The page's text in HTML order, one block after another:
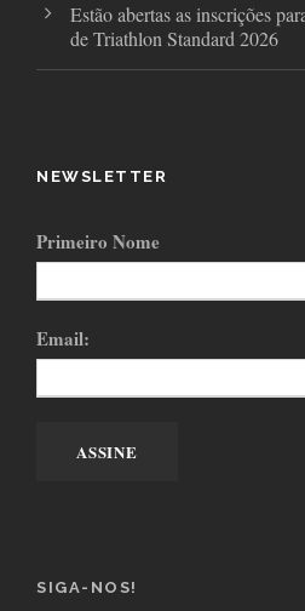
Estão abertas as inscrições
de Triathlon Standard 2026
NEWSLETTER
Primeiro Nome
Email:
SIGA-NOS!